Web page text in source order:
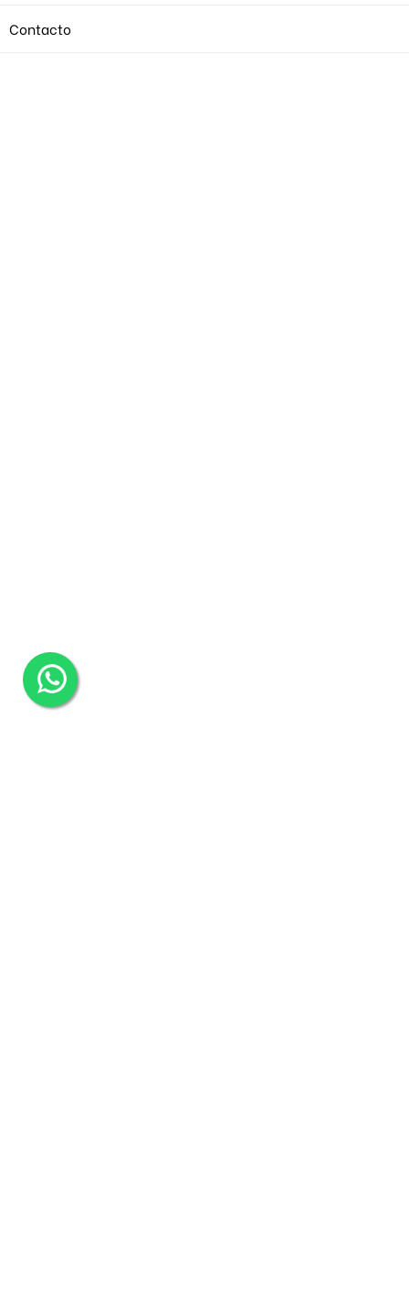
Contacto